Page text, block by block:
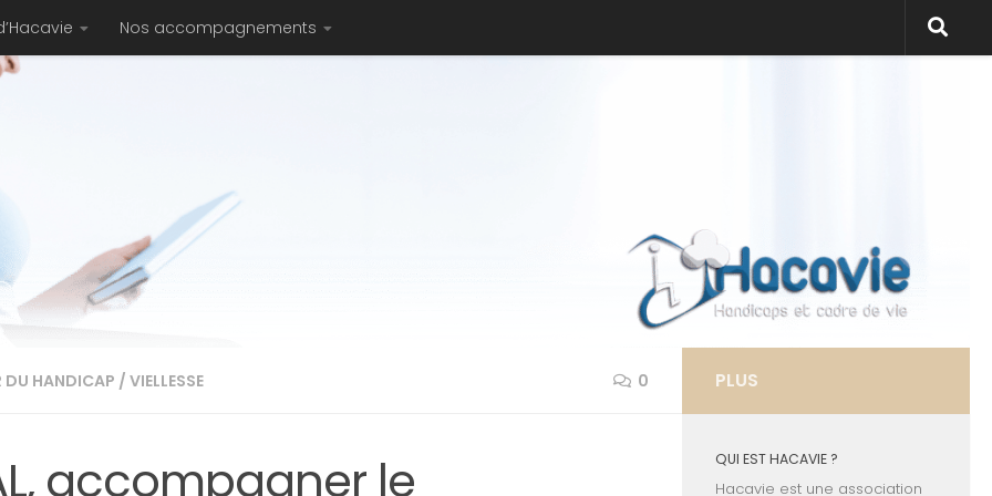
Nos accompagnements
DU HANDICAP / VIELLESSE 0
accompagner le
PLUS
QUI EST HACAVIE ?
Hacavie est une association